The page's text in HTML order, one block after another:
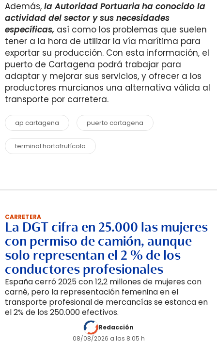
Además, la Autoridad Portuaria ha conocido la
actividad del sector y sus necesidades
específicas, así como los problemas que suelen
tener a la hora de utilizar la vía marítima para
exportar su producción. Con esta información, el
puerto de Cartagena podrá trabajar para
adaptar y mejorar sus servicios, y ofrecer a los
productores murcianos una alternativa válida al
transporte por carretera.
ap cartagena puerto cartagena
terminal hortofrutícola
CARRETERA
La DGT cifra en 25.000 las mujeres
con permiso de camión, aunque
solo representan el 2 % de los
conductores profesionales
España cerró 2025 con 12,2 millones de mujeres con
carné, pero la representación femenina en el
transporte profesional de mercancías se estanca en
el 2% de los 250.000 efectivos.
Redacción
08/08/2026 a las 8:05 h